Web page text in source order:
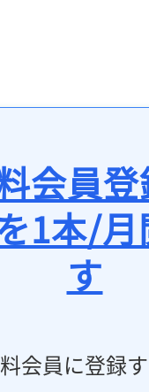
会員
1本/
す
会員に登録